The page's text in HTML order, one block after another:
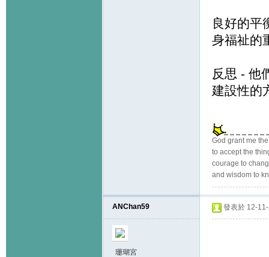
良好的平
身福祉的
反思 - 他
建設性的
God grant me
to accept the
courage to
and wisdom to
ANChan59
珊瑚宮
發表於 12-